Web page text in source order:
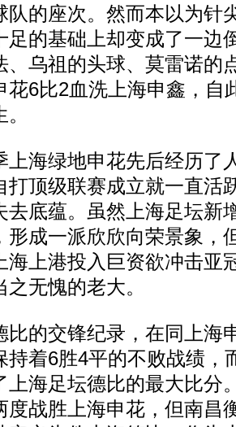
队的座次。然而本以为针
足的基础上却变成了一边
、乌祖的头球、莫雷诺的
花6比2血洗上海申鑫，自
海绿地申花先后经历了
打顶级联赛成立就一直活
去底蕴。虽然上海足坛新
形成一派欣欣向荣景象，
海上港投入巨资欲冲击亚
无愧的老大。
的交锋纪录，在同上海
持着6胜4平的不败战绩，
上海足坛德比的最大比分
度战胜上海申花，但南昌